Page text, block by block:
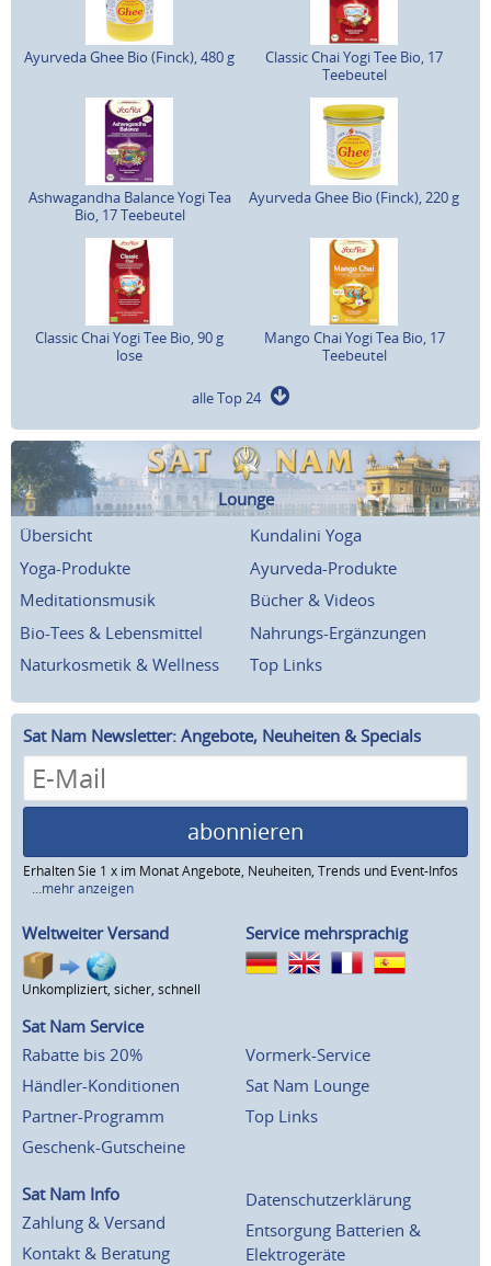
Ayurveda Ghee Bio (Finck), 480 g
Classic Chai Yogi Tee Bio, 17
Teebeutel
Ashwagandha Balance Yogi Tea
Bio, 17 Teebeutel
Ayurveda Ghee Bio (Finck), 220 g
Classic Chai Yogi Tee Bio, 90 g
lose
Mango Chai Yogi Tea Bio, 17
Teebeutel
alle Top 24
Lounge
Übersicht
Kundalini Yoga
Yoga-Produkte
Ayurveda-Produkte
Meditationsmusik
Bücher & Videos
Bio-Tees & Lebensmittel
Nahrungs-Ergänzungen
Naturkosmetik & Wellness
Top Links
Sat Nam Newsletter: Angebote, Neuheiten & Specials
abonnieren
Erhalten Sie 1 x im Monat Angebote, Neuheiten, Trends und Event-Infos
...mehr anzeigen
Weltweiter Versand
Unkompliziert, sicher, schnell
Service mehrsprachig
Sat Nam Service
Rabatte bis 20%
Händler-Konditionen
Partner-Programm
Geschenk-Gutscheine
Vormerk-Service
Sat Nam Lounge
Top Links
Sat Nam Info
Zahlung & Versand
Kontakt & Beratung
Datenschutzerklärung
Entsorgung Batterien &
Elektrogeräte